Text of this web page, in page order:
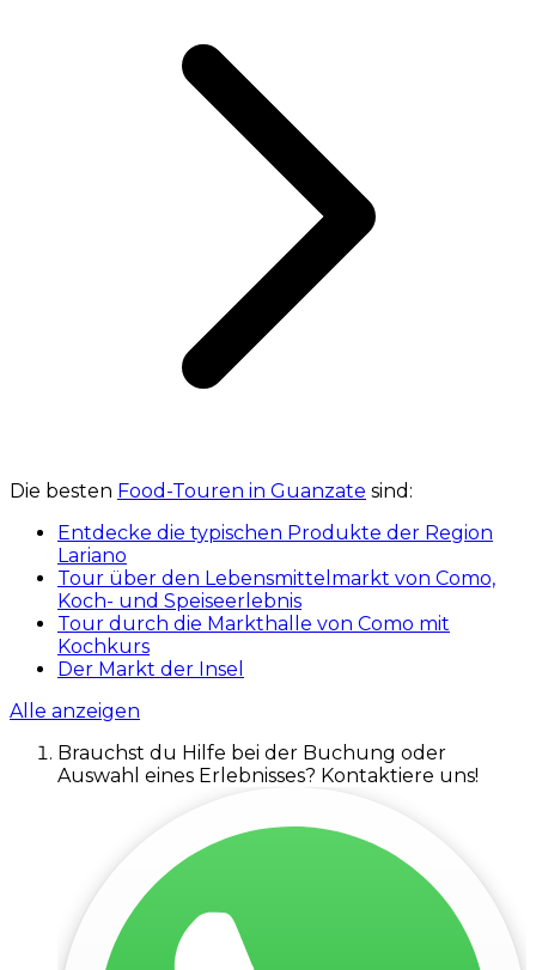
Die besten Food-Touren in Guanzate sind:
Entdecke die typischen Produkte der Region
Lariano
Tour über den Lebensmittelmarkt von Como,
Koch- und Speiseerlebnis
Tour durch die Markthalle von Como mit
Kochkurs
Der Markt der Insel
Alle anzeigen
Brauchst du Hilfe bei der Buchung oder
Auswahl eines Erlebnisses? Kontaktiere uns!